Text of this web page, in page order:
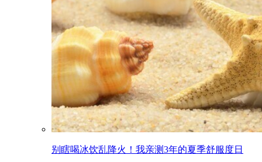
别瞎喝冰饮乱降火！我亲测3年的夏季舒服度日